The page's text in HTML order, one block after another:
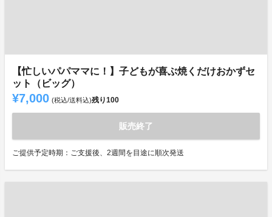
【忙しいパパママに！】子どもが喜ぶ焼くだけおかずセ
ット（ビッグ）
¥7,000 (税込/送料込)残り100
販売終了
ご提供予定時期：ご支援後、2週間を目途に順次発送